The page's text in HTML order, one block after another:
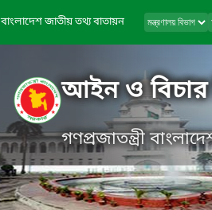
বাংলাদেশ জাতীয় তথ্য বাতায়ন
আইন ও বিচার
গণপ্রজাতন্ত্রী